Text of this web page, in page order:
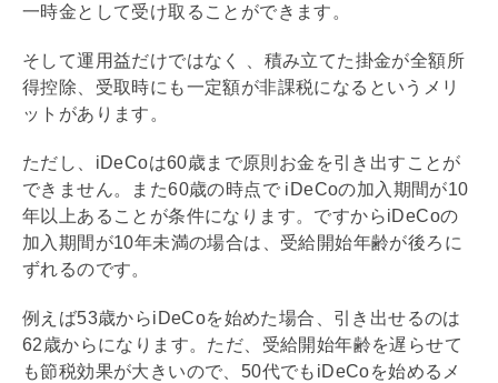
一時金として受け取ることができます。
そして運用益だけではなく 、積み立てた掛金が全額所
得控除、受取時にも一定額が非課税になるというメリ
ットがあります。
ただし、 iDeCoは60歳まで原則お金を引き出すことが
できません。また60歳の時点で iDeCoの加入期間が10
年以上あることが条件になります。ですからiDeCoの
加入期間が10年未満の場合は、受給開始年齢が後ろに
ずれるのです。
例えば53歳からiDeCoを始めた場合、引き出せるのは
62歳からになります。ただ、受給開始年齢を遅らせて
も節税効果が大きいので、50代でも iDeCoを始めるメ